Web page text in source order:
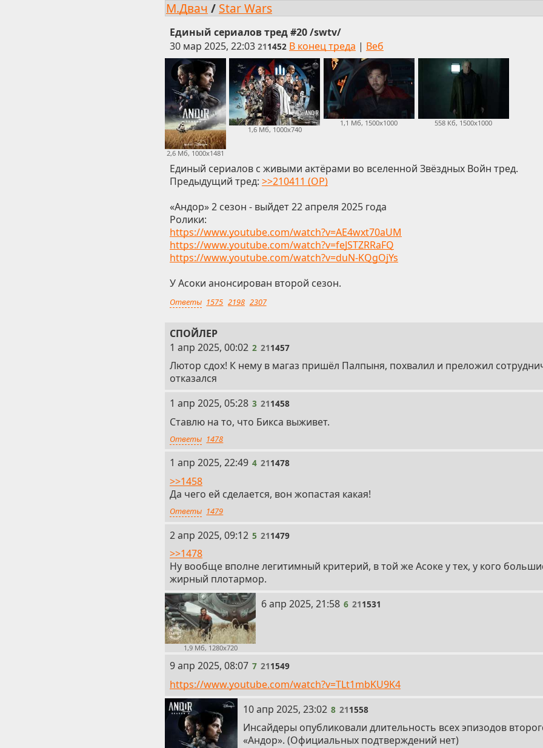
М.Двач / Star Wars
Единый сериалов тред #20 /swtv/
30 мар 2025, 22:03 211452 В конец треда | Веб
2,6 Мб, 1000x1481
1,6 Мб, 1000x740
1,1 Мб, 1500x1000 558 Кб, 1500x1000
Единый сериалов с живыми актёрами во вселенной Звёздных Войн тред.
Предыдущий тред: >>210411 (OP)
«Андор» 2 сезон - выйдет 22 апреля 2025 года
Ролики:
https://www.youtube.com/watch?v=AE4wxt70aUM
https://www.youtube.com/watch?v=feJSTZRRaFQ
https://www.youtube.com/watch?v=duN-KQgOjYs
У Асоки анонсирован второй сезон.
Ответы 1575 2198 2307
СПОЙЛЕР
2
1 апр 2025, 00:02 2 211457
Лютор сдох! К нему в магаз пришёл Палпыня, похвалил и преложил
отказался
3
1 апр 2025, 05:28 3 211458
Ставлю на то, что Бикса выживет.
Ответы 1478
4
1 апр 2025, 22:49 4 211478
>>1458
Да чего ей сделается, вон жопастая какая!
Ответы 1479
5
2 апр 2025, 09:12 5 211479
>>1478
Ну вообще вполне легитимный критерий, в той же Асоке у тех, у кого
жирный плотармор.
1,9 Мб, 1280x720
6
6 апр 2025, 21:58 6 211531
7
9 апр 2025, 08:07 7 211549
https://www.youtube.com/watch?v=TLt1mbKU9K4
8
10 апр 2025, 23:02 8 211558
Инсайдеры опубликовали длительность всех эпизодов
«Андор». (Официальных подтверждений нет)